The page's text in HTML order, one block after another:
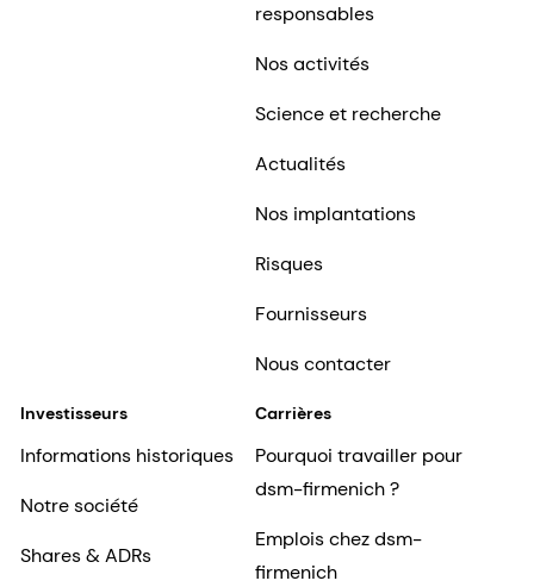
responsables
Nos activités
Science et recherche
Actualités
Nos implantations
Risques
Fournisseurs
Nous contacter
Investisseurs
Informations historiques
Notre société
Shares & ADRs
Carrières
Pourquoi travailler pour
dsm-firmenich ?
Emplois chez dsm-
firmenich